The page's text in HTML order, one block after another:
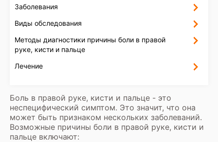
Заболевания
Виды обследования
Методы диагностики причины боли в правой
руке, кисти и пальце
Лечение
Боль в правой руке, кисти и пальце - это
неспецифический симптом. Это значит, что она
может быть признаком нескольких заболеваний.
Возможные причины боли в правой руке, кисти и
пальце включают: